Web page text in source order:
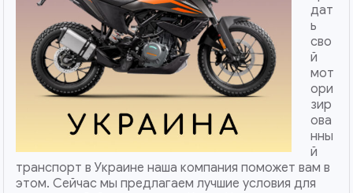
дат
ь
сво
й
мот
ори
зир
ова
нны
й
транспорт в Украине наша компания поможет вам в
этом. Сейчас мы предлагаем лучшие условия для